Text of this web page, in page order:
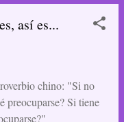
minados de
rápidos y muy
cajas con la fruta
el pan duro, y
así es...
chino: "Si no
preocuparse? Si tiene